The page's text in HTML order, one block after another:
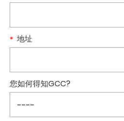
地址
您如何得知GCC?